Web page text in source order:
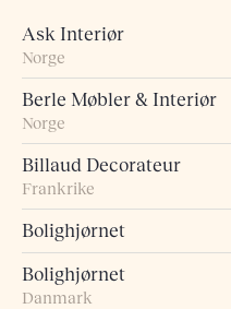
Ask Interiør
Norge
Berle Møbler & Interiør
Norge
Billaud Decorateur
Frankrike
Bolighjørnet
Bolighjørnet
Danmark